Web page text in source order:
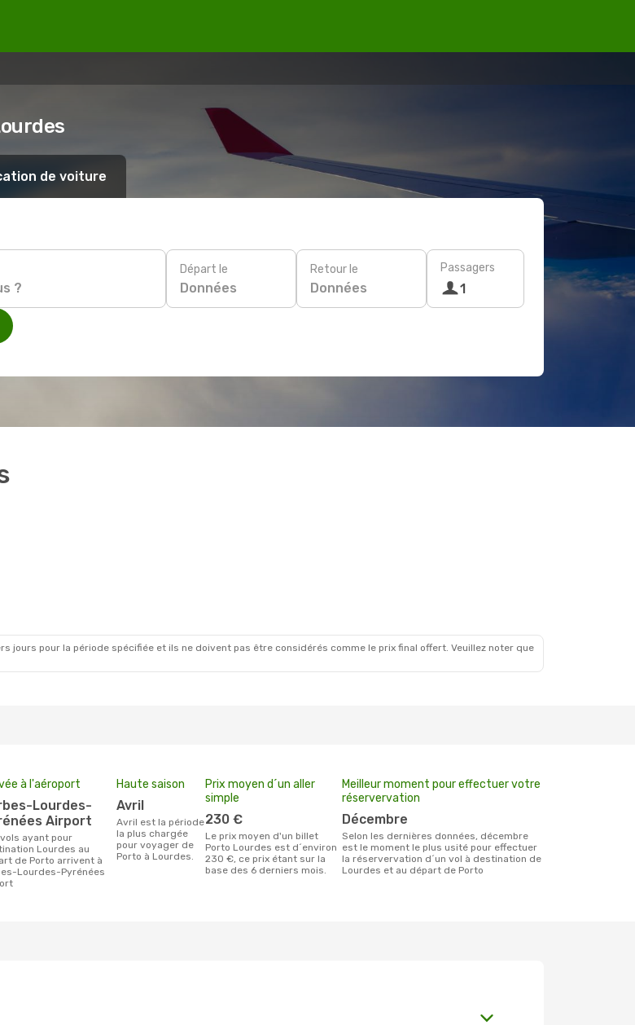
de voiture
Départ le
Données
Retour le
Données
Passagers
1
pour la période spécifiée et ils ne doivent pas être considérés comme le prix final offert. Veuillez noter que
à l'aéroport
Airport
Lourdes au
de Porto arrivent à
Lourdes-Pyrénées
Haute saison
avril
avril est la période
la plus chargée
pour voyager de
Porto à Lourdes.
Prix moyen d´un aller
simple
230 €
Le prix moyen d'un billet
Porto Lourdes est d´environ
230 €, ce prix étant sur la
base des 6 derniers mois.
Meilleur moment pour effectuer votre
réservervation
décembre
Selon les dernières données, décembre
est le moment le plus usité pour effectuer
la réservervation d´un vol à destination de
Lourdes et au départ de Porto